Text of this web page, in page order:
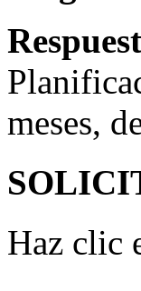
meses,
Haz clic